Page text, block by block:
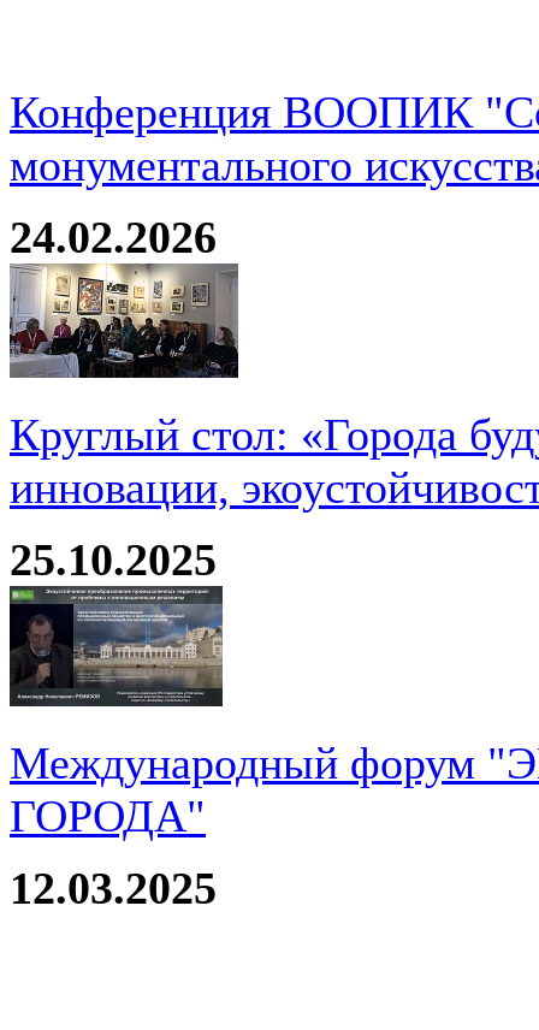
Конференция ВООПИК
монументального
24.02.2026
Круглый стол: «Города
инновации,
25.10.2025
Международный
ГОРОДА"
12.03.2025